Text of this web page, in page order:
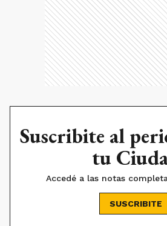
Suscribite al
tu
Accedé a las notas
SUSCRIBITE